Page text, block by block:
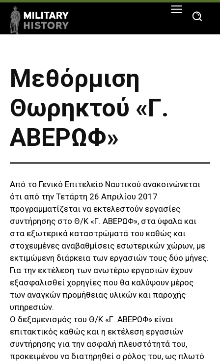
Μεθόρμιση
Θωρηκτού «Γ.
ΑΒΕΡΩΦ»
Από το Γενικό Επιτελείο Ναυτικού ανακοινώνεται
ότι από την Τετάρτη 26 Απριλίου 2017
προγραμματίζεται να εκτελεστούν εργασίες
συντήρησης στο Θ/Κ «Γ. ΑΒΕΡΩΦ», στα ύφαλα και
στα εξωτερικά καταστρώματά του καθώς και
στοχευμένες αναβαθμίσεις εσωτερικών χώρων, με
εκτιμώμενη διάρκεια των εργασιών τους δύο μήνες.
Για την εκτέλεση των ανωτέρω εργασιών έχουν
εξασφαλισθεί χορηγίες που θα καλύψουν μέρος
των αναγκών προμήθειας υλικών και παροχής
υπηρεσιών.
Ο δεξαμενισμός του Θ/Κ «Γ. ΑΒΕΡΩΦ» είναι
επιτακτικός καθώς και η εκτέλεση εργασιών
συντήρησης για την ασφαλή πλευστότητά του,
προκειμένου να διατηρηθεί ο ρόλος του, ως πλωτό